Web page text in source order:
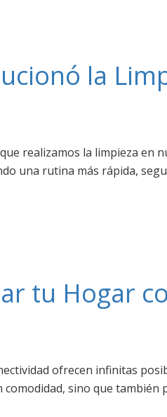
la
realizamos la limpieza en
una rutina más rápida,
tu Hogar
ofrecen infinitas
sino que